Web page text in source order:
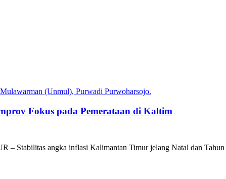
Fokus pada Pemerataan di Kaltim
Stabilitas angka inflasi Kalimantan Timur jelang Natal dan